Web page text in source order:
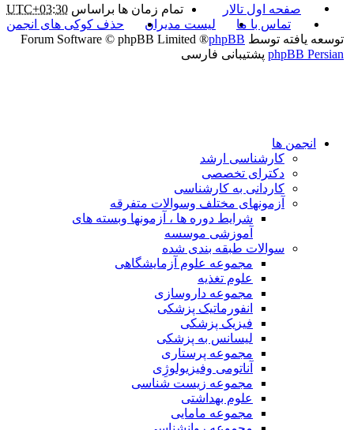
صفحه اول تالار تمام زمان ها براساس UTC+03:30
حذف کوکی های انجمن
لیست مدیران
تماس با ما
توسعه یافته توسط phpBB
® Forum Software © phpBB Limited
phpBB Persian پشتیبانی فارسی
انجمن ها
کارشناسی ارشد
دکترای تخصصی
کاردانی به کارشناسی
آزمونهای مختلف وسوالات متفرقه
شرایط دوره ها ، آزمونها وبسته های
آموزشی موسسه
سوالات طبقه بندی شده
مجموعه علوم آزمایشگاهی
علوم تغذیه
مجموعه داروسازی
انفورماتیک پزشکی
فیزیک پزشکی
لیسانس به پزشکی
مجموعه پرستاری
آناتومی وفیزیولوژِی
مجموعه زیست شناسی
علوم بهداشتی
مجموعه مامایی